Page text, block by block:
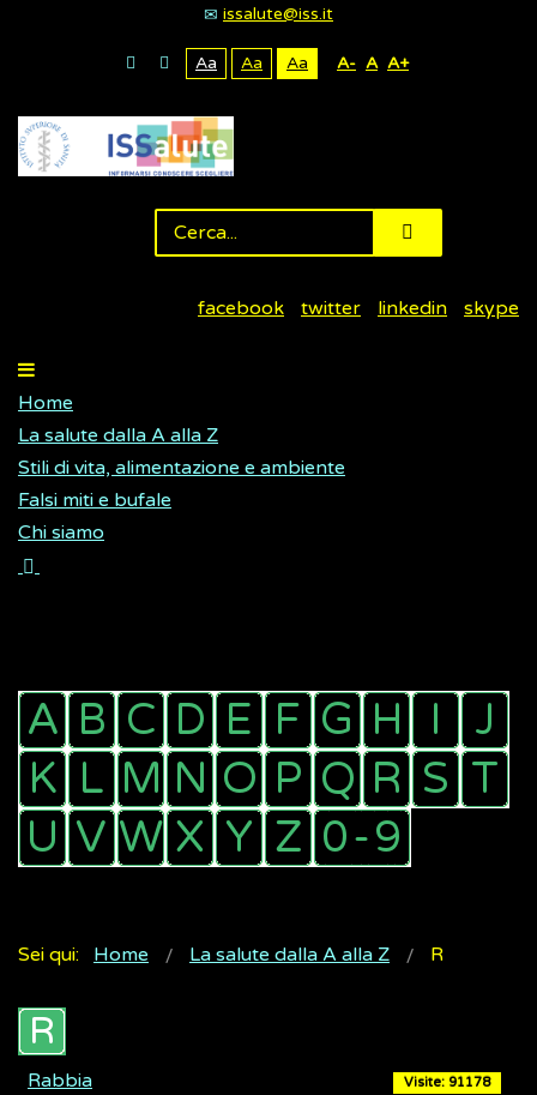
issalute@iss.it
Aa Aa Aa A- A A+
facebook twitter linkedin skype
Home
La salute dalla A alla Z
Stili di vita, alimentazione e ambiente
Falsi miti e bufale
Chi siamo
Sei qui: Home La salute dalla A alla Z R
Rabbia Visite: 91178